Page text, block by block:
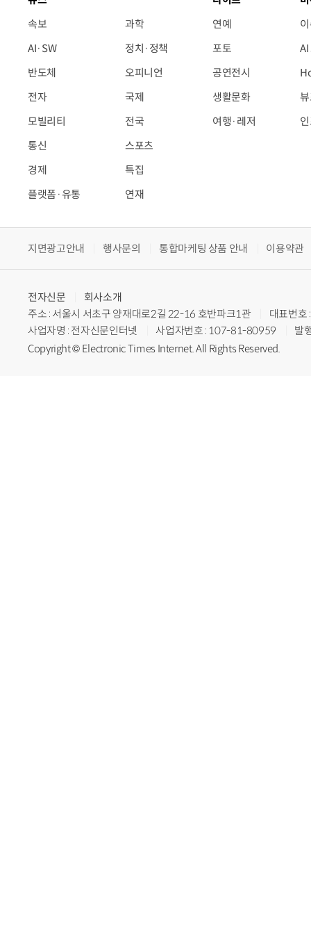
속보
AI·SW
반도체
전자
모빌리티
통신
경제
플랫폼·유통
과학
정치·정책
오피니언
국제
전국
스포츠
특집
연재
연예
포토
공연전시
생활문화
여행·레저
지면광고안내 행사문의 통합마케팅 상품 안내 이용약관
전자신문
회사소개
주소 : 서울시 서초구 양재대로2길 22-16 호반파크1관
대표번
사업자명 : 전자신문인터넷
사업자번호 : 107-81-80959
발
Copyright © Electronic Times Internet. All Rights Reserved.